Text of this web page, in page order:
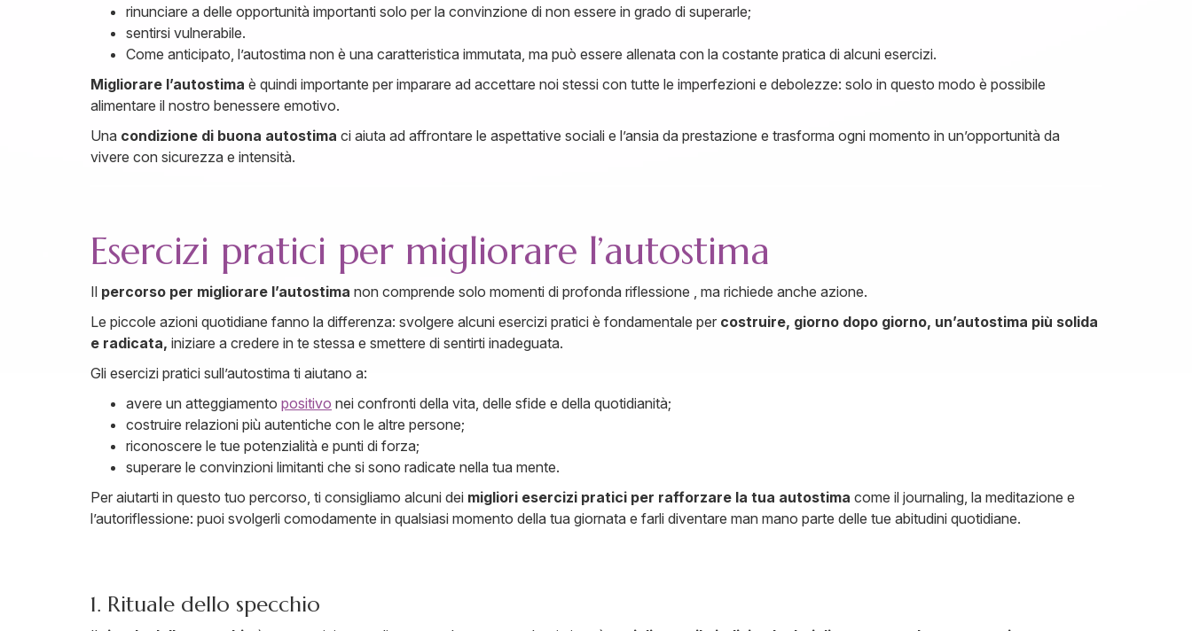
rinunciare a delle opportunità importanti solo per la convinzione di non essere in grado di superarle;
sentirsi vulnerabile.
Come anticipato, l’autostima non è una caratteristica immutata, ma può essere allenata con la costante pratica di alcuni esercizi.
Migliorare l’autostima è quindi importante per imparare ad accettare noi stessi con tutte le imperfezioni e debolezze: solo in questo modo è possibile
alimentare il nostro benessere emotivo.
Una condizione di buona autostima ci aiuta ad affrontare le aspettative sociali e l’ansia da prestazione e trasforma ogni momento in un’opportunità da
vivere con sicurezza e intensità.
Esercizi pratici per migliorare l’autostima
Il percorso per migliorare l’autostima non comprende solo momenti di profonda riflessione , ma richiede anche azione.
Le piccole azioni quotidiane fanno la differenza: svolgere alcuni esercizi pratici è fondamentale per costruire, giorno dopo giorno, un’autostima più solida
e radicata, iniziare a credere in te stessa e smettere di sentirti inadeguata.
Gli esercizi pratici sull’autostima ti aiutano a:
avere un atteggiamento positivo nei confronti della vita, delle sfide e della quotidianità;
costruire relazioni più autentiche con le altre persone;
riconoscere le tue potenzialità e punti di forza;
superare le convinzioni limitanti che si sono radicate nella tua mente.
Per aiutarti in questo tuo percorso, ti consigliamo alcuni dei migliori esercizi pratici per rafforzare la tua autostima come il journaling, la meditazione e
l’autoriflessione: puoi svolgerli comodamente in qualsiasi momento della tua giornata e farli diventare man mano parte delle tue abitudini quotidiane.
1. Rituale dello specchio